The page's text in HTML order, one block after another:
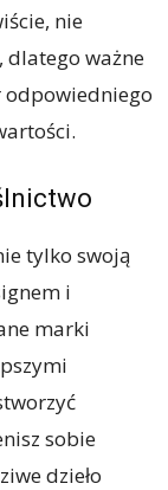
nie
dlatego ważne
odpowiedniego
tylko swoją
i
marki
sobie
dzieło